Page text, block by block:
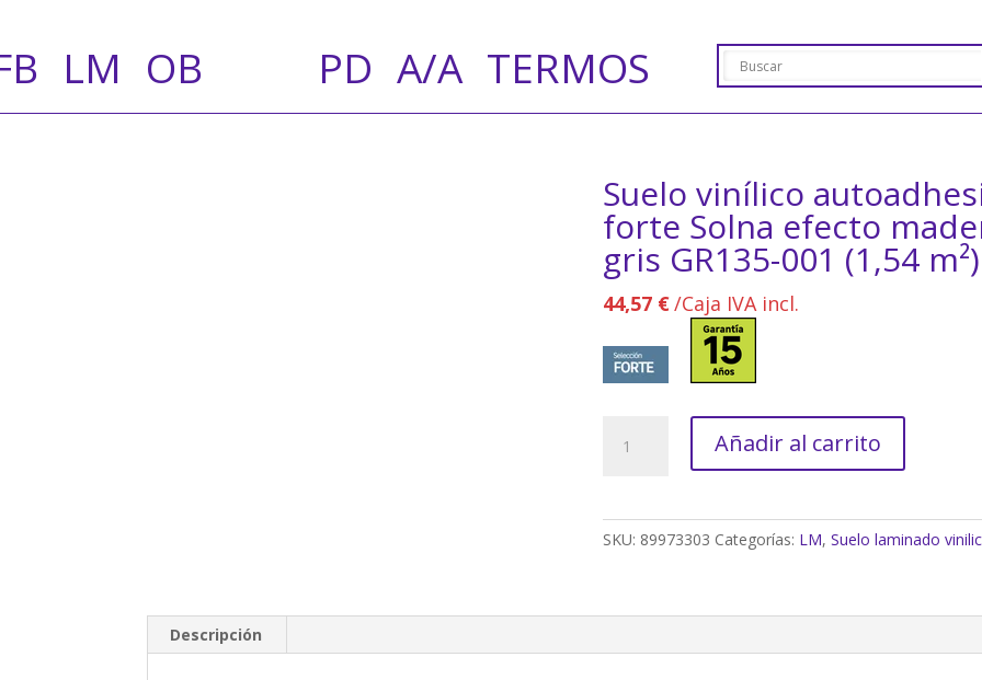
LM OB PD A/A TERMOS
Suelo vinílico
forte Solna efecto
gris GR135-001 (1,54 m²)
44,57 €/Caja IVA incl.
vinílico
autoadhesivo
001
Añadir al carrito
SKU: 89973303 Categorías: LM, Suelo laminado
Descripción